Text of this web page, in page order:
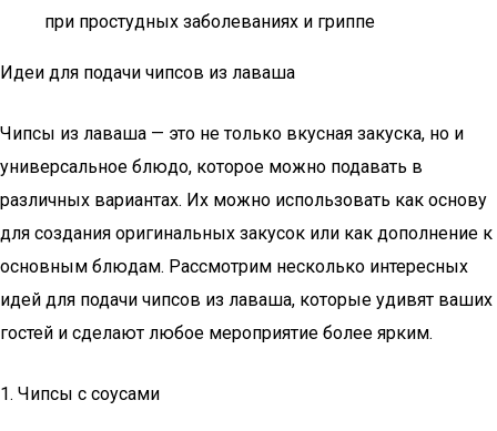
при простудных заболеваниях и гриппе
Идеи для подачи чипсов из лаваша
Чипсы из лаваша — это не только вкусная закуска, но и
универсальное блюдо, которое можно подавать в
различных вариантах. Их можно использовать как основу
для создания оригинальных закусок или как дополнение к
основным блюдам. Рассмотрим несколько интересных
идей для подачи чипсов из лаваша, которые удивят ваших
гостей и сделают любое мероприятие более ярким.
1. Чипсы с соусами